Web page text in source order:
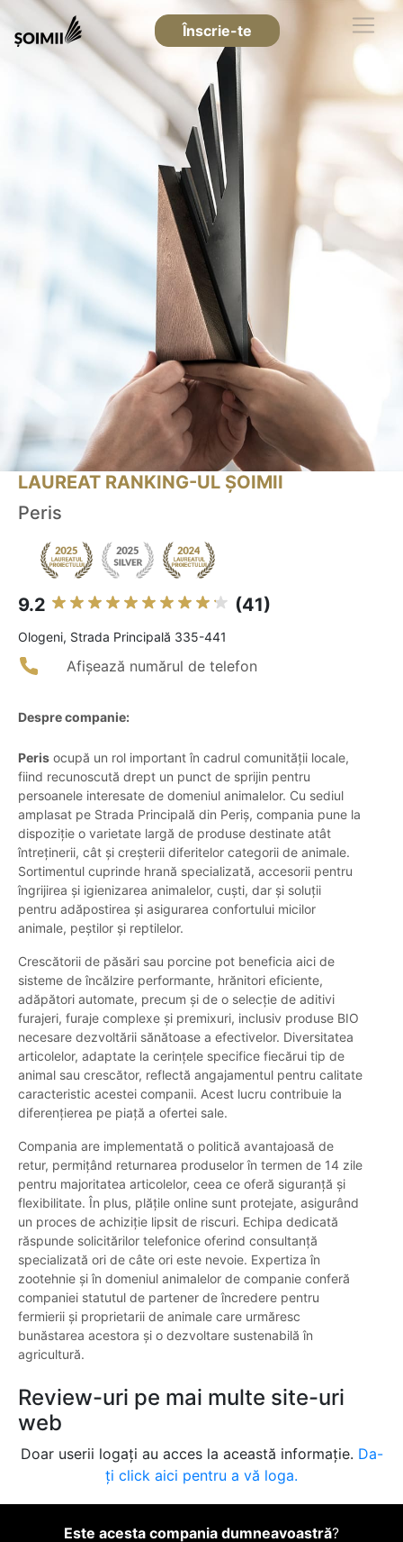
Înscrie-te
LAUREAT RANKING-UL ȘOIMII
Peris
9.2 (41)
Ologeni, Strada Principală 335-441
Afișează numărul de telefon
Despre companie:
Peris ocupă un rol important în cadrul comunității locale,
fiind recunoscută drept un punct de sprijin pentru
persoanele interesate de domeniul animalelor. Cu sediul
amplasat pe Strada Principală din Periș, compania pune la
dispoziție o varietate largă de produse destinate atât
întreținerii, cât și creșterii diferitelor categorii de animale.
Sortimentul cuprinde hrană specializată, accesorii pentru
îngrijirea și igienizarea animalelor, cuști, dar și soluții
pentru adăpostirea și asigurarea confortului micilor
animale, peștilor și reptilelor.
Crescătorii de păsări sau porcine pot beneficia aici de
sisteme de încălzire performante, hrănitori eficiente,
adăpători automate, precum și de o selecție de aditivi
furajeri, furaje complexe și premixuri, inclusiv produse BIO
necesare dezvoltării sănătoase a efectivelor. Diversitatea
articolelor, adaptate la cerințele specifice fiecărui tip de
animal sau crescător, reflectă angajamentul pentru calitate
caracteristic acestei companii. Acest lucru contribuie la
diferențierea pe piață a ofertei sale.
Compania are implementată o politică avantajoasă de
retur, permițând returnarea produselor în termen de 14 zile
pentru majoritatea articolelor, ceea ce oferă siguranță și
flexibilitate. În plus, plățile online sunt protejate, asigurând
un proces de achiziție lipsit de riscuri. Echipa dedicată
răspunde solicitărilor telefonice oferind consultanță
specializată ori de câte ori este nevoie. Expertiza în
zootehnie și în domeniul animalelor de companie conferă
companiei statutul de partener de încredere pentru
fermierii și proprietarii de animale care urmăresc
bunăstarea acestora și o dezvoltare sustenabilă în
agricultură.
Review-uri pe mai multe site-uri
web
Doar userii logați au acces la această informație. Da-
ți click aici pentru a vă loga.
Este acesta compania dumneavoastră?